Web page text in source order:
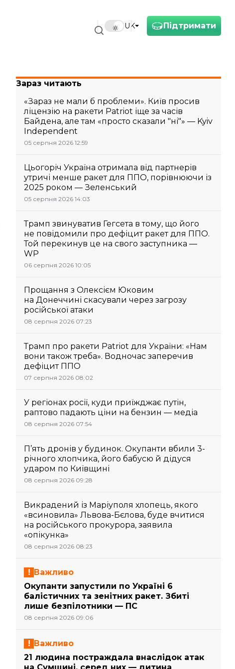
Підтримати
UK
Зараз читають
«Зараз не мали б проблеми». Київ просив
ліцензію на ракети Patriot іще за часів
Байдена, але там «просто сказали "ні"» — Kyiv
Independent
05 серпня 2026 12:59
Цьогоріч Україна отримала від партнерів
утричі менше ракет для ППО, порівнюючи із
2025 роком — Зеленський
05 серпня 2026 14:03
Трамп звинуватив Гегсета в тому, що його
не повідомили про дефіцит ракет для ППО.
Той перекинув це на свого заступника —
WP
06 серпня 2026 10:05
Прощання з Олексієм Юковим
на Донеччині скасували через загрозу
російської атаки
08 серпня 2026 07:23
Трамп про ракети Patriot для України: «Нам
вони також треба». Водночас заперечив
дефіцит ППО
07 серпня 2026 08:02
У регіонах росії, куди приїжджає путін,
раптово падають ціни на бензин — медіа
08 серпня 2026 07:54
П’ять дронів у будинок. Окупанти вбили 3-
річного хлопчика, його бабусю й дідуся
ударом по Київщині
08 серпня 2026 09:28
Викрадений із Маріуполя хлопець, якого
«всиновила» Львова-Бєлова, буде вчитися
на російського прокурора, заявила
«опікунка»
08 серпня 2026 08:23
Важливо
Окупанти запустили по Україні 6
балістичних та зенітних ракет. Збиті
лише безпілотники — ПС
08 серпня 2026 09:06
Важливо
21 людина постраждала внаслідок атак